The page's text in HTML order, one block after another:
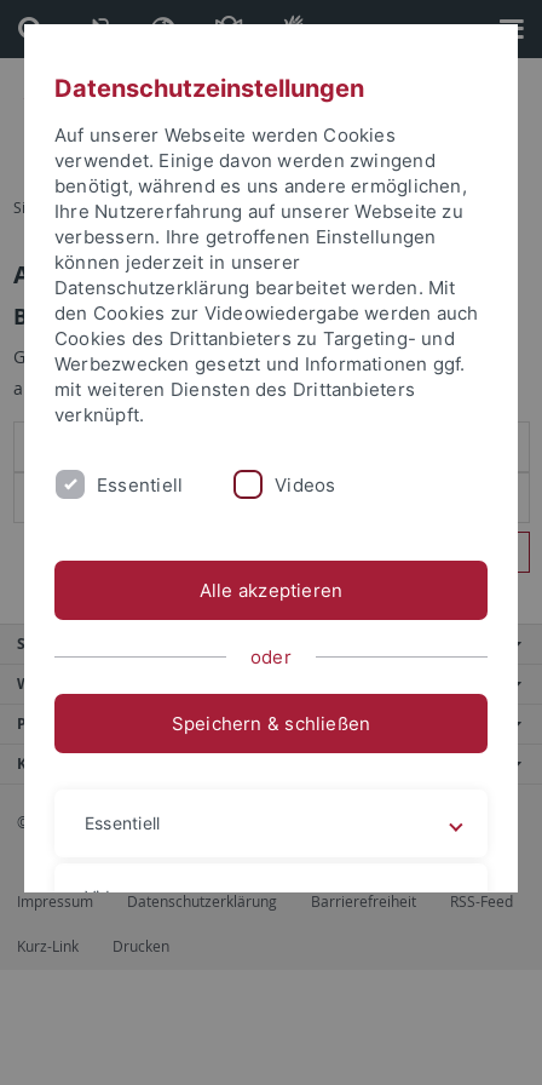
Direkt
zum
Inhalt
Direkt
zur
Fußleiste
Sie sind hier: Startseite
Anmelden
Benutzeranmeldung
Geben Sie Ihren Benutzernamen und Ihr Passwort an um sich
anzumelden:
Service
Weitere Angebote
Portale
Kontaktinfo
© 2026 Eberhard Karls Universität Tübingen, Tübingen
Impressum Datenschutzerklärung Barrierefreiheit RSS-Feed
Kurz-Link Drucken
Datenschutzeinstellungen
Auf unserer Webseite werden Cookies
verwendet. Einige davon werden zwingend
benötigt, während es uns andere ermöglichen,
Ihre Nutzererfahrung auf unserer Webseite zu
verbessern. Ihre getroffenen Einstellungen
können jederzeit in unserer
Datenschutzerklärung bearbeitet werden. Mit
den Cookies zur Videowiedergabe werden auch
Cookies des Drittanbieters zu Targeting- und
Werbezwecken gesetzt und Informationen ggf.
mit weiteren Diensten des Drittanbieters
verknüpft.
Essentiell Videos
Alle akzeptieren
oder
Speichern & schließen
Essentiell
Videos